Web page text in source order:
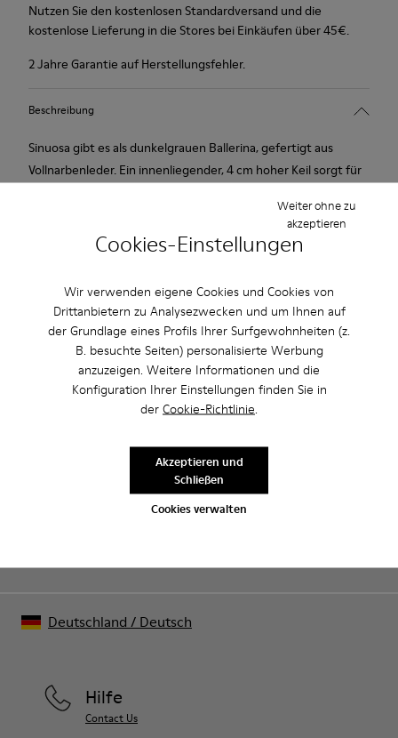
Cookies-Einstellungen
Wir verwenden eigene Cookies und Cookies von
Drittanbietern zu Analysezwecken und um Ihnen auf
der Grundlage eines Profils Ihrer Surfgewohnheiten (z.
B. besuchte Seiten) personalisierte Werbung
anzuzeigen. Weitere Informationen und die
Konfiguration Ihrer Einstellungen finden Sie in
der Cookie-Richtlinie.
Cookies verwalten
Weiter ohne zu
akzeptieren
Akzeptieren und
Schließen
Nutzen Sie den kostenlosen Standardversand und die
kostenlose Lieferung in die Stores bei Einkäufen über 45€.
2 Jahre Garantie auf Herstellungsfehler.
Beschreibung
Sinuosa gibt es als dunkelgrauen Ballerina, gefertigt aus
Vollnarbenleder. Ein innenliegender, 4 cm hoher Keil sorgt für
Unsere Schuhe werden aus sorgfältig ausgewählten und
hochwertigen Materialien hergestellt. Mit den richtigen
Schuhpflegeprodukten halten sie länger.
Ausführliche Pflegehinweise finden Sie in unserer
Sale: Jetzt zusätzlich 10% Nachlass
Richtig gelesen. Als Teil unserer Community kommen Sie in den
Genuss von exklusiven Vorteilen, darunter Preisnachlässe,
Zugang zum Vorverkauf, Veranstaltungseinladungen. Und das ist
Hilfe
Contact Us
Deutschland / Deutsch